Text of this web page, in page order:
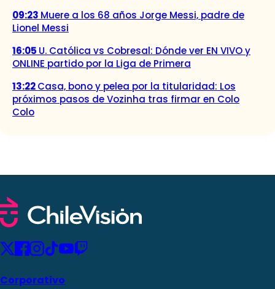
09:23 Muere a los 68 años Jorge Messi, padre de
Lionel Messi
16:05 U. Católica vs Cobresal: Dónde ver EN VIVO y
ONLINE partido por la Liga de Primera
13:22Casa, bono y pelea por la titularidad: Los
próximos pasos de Vozinha tras firmar en Colo
Colo
Corporativo